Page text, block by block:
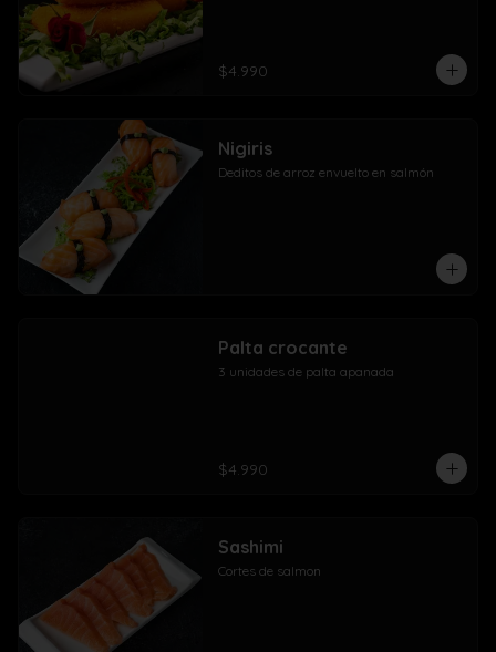
$4.990
Nigiris
Deditos de arroz envuelto en salmón
Palta crocante
3 unidades de palta apanada
$4.990
Sashimi
Cortes de salmon